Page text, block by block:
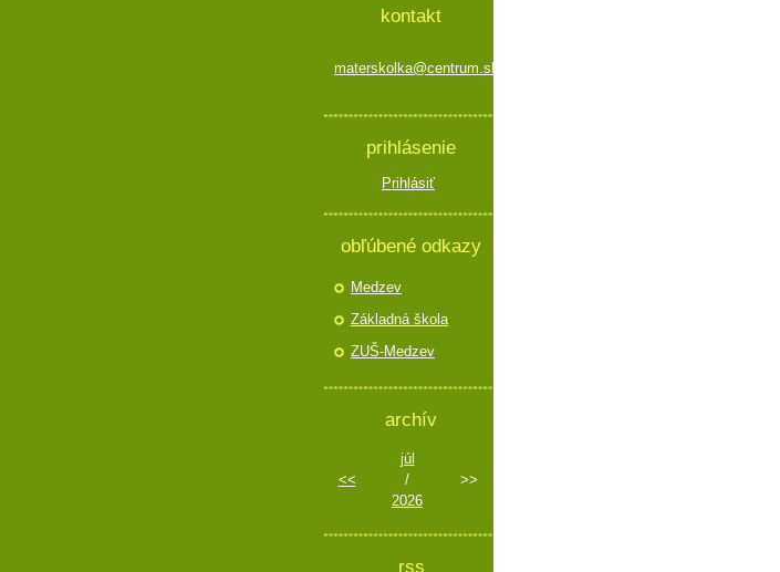
kontakt
materskolka@centrum.sk
prihlásenie
Prihlásiť
obľúbené odkazy
Medzev
Základná škola
ZUŠ-Medzev
archív
<<
júl
/
2026
>>
rss